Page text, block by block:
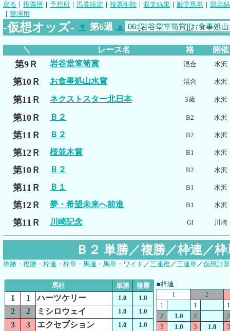
戻る ｜ 投票所 ｜ 予想所 ｜ 馬券設定 ｜ 投票削除 ｜ 収支結果 ｜ 殿堂馬券 ｜ 競走
｜ 管理用
-仮想オッズ- ▼ 第6週 ▲
＼ レース名 格 開催
第9Ｒ 岩谷堂箪笥賞 混合 水沢
第10Ｒ お食事処山水賞 混合 水沢
第11Ｒ ネクストスター北日本 3歳 水沢
第10Ｒ Ｂ２ B2 水沢
第11Ｒ Ｂ２ B2 水沢
第12Ｒ 桜並木賞 B1 水沢
第10Ｒ Ｂ２ B2 水沢
第11Ｒ Ｂ１ B1 水沢
第12Ｒ 夢・希望未来へ前進 B1 水沢
第11Ｒ 川崎記念 GI 川崎
Ｂ２ 単勝／複勝／枠連／
単勝・複勝・枠連・枠単・馬連・馬単・ワイド ／三連複 ／三連単／仮想計算
馬柱 単勝 複勝
1 1 ハーツケリー 1.0 1.0
2 2 ミシロウェイ 1.0 1.0
3 3 エクセプション 1.0 1.0
■枠連
1
2
1
1
1
2
1.0 2
2
3
1.0 3 1.0
3